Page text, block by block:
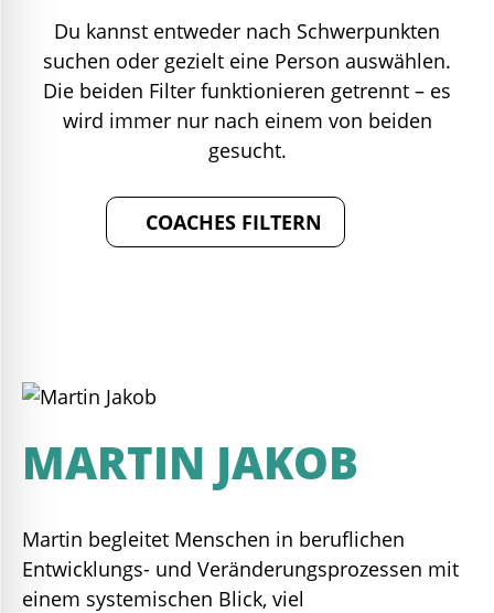
Du kannst entweder nach Schwerpunkten
suchen oder gezielt eine Person auswählen.
Die beiden Filter funktionieren getrennt – es
wird immer nur nach einem von beiden
gesucht.
COACHES FILTERN
FILTER AUFHEBEN
MARTIN JAKOB
Martin begleitet Menschen in beruflichen
Entwicklungs- und Veränderungsprozessen mit
einem systemischen Blick, viel